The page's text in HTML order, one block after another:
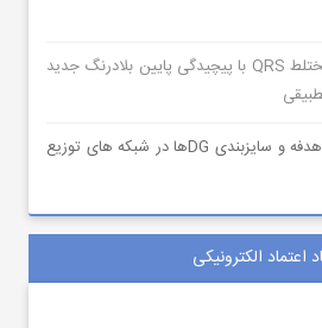
دانلود مقاله آشکارساز مختلط QRS با پیچیدگی پایین بلادرنگ جدید
دانلود مقاله جایابی چندهدفه و سایزبندی DGها در شبکه های توزیع
اعتماد الکترونیکی